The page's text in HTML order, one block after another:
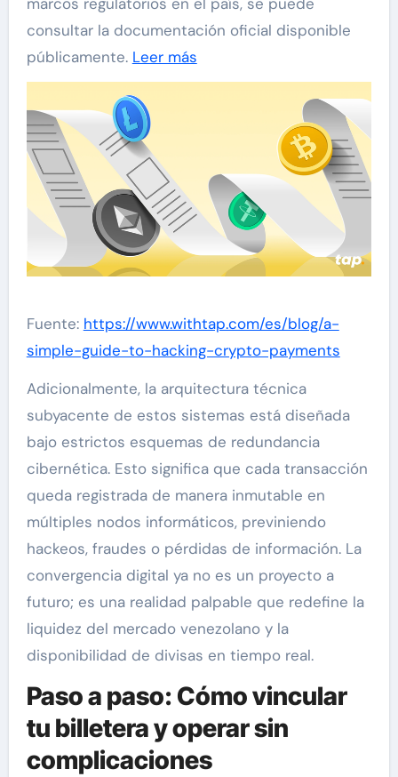
consultar la documentación oficial disponible
públicamente. Leer más
Fuente: https://www.withtap.com/es/blog/a-
simple-guide-to-hacking-crypto-payments
Adicionalmente, la arquitectura técnica
subyacente de estos sistemas está diseñada
bajo estrictos esquemas de redundancia
cibernética. Esto significa que cada transacción
queda registrada de manera inmutable en
múltiples nodos informáticos, previniendo
hackeos, fraudes o pérdidas de información. La
convergencia digital ya no es un proyecto a
futuro; es una realidad palpable que redefine la
liquidez del mercado venezolano y la
disponibilidad de divisas en tiempo real.
Paso a paso: Cómo vincular
tu billetera y operar sin
complicaciones